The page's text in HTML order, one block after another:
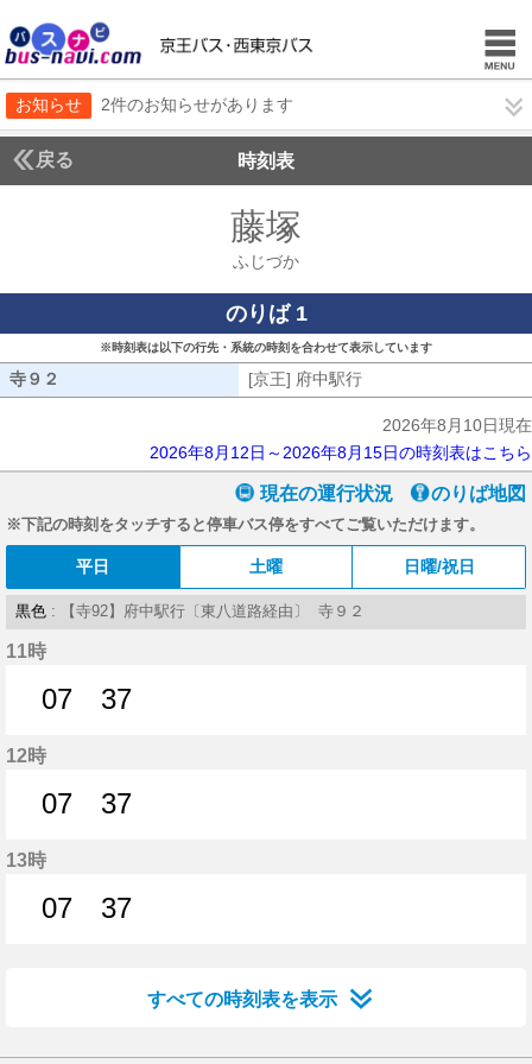
お知らせ 2件のお知らせがあります
戻る 時刻表
藤塚
ふじづか
のりば 1
※時刻表は以下の行先・系統の時刻を合わせて表示しています
寺９２ [京王] 府中駅行
2026年8月10日現在
2026年8月12日～2026年8月15日の時刻表はこちら
現在の運行状況 のりば地図
※下記の時刻をタッチすると停車バス停をすべてご覧いただけます。
平日 土曜 日曜/祝日
黒色 : 【寺92】府中駅行〔東八道路経由〕 寺９２
11時
07
37
12時
07
37
13時
07
37
すべての時刻表を表示